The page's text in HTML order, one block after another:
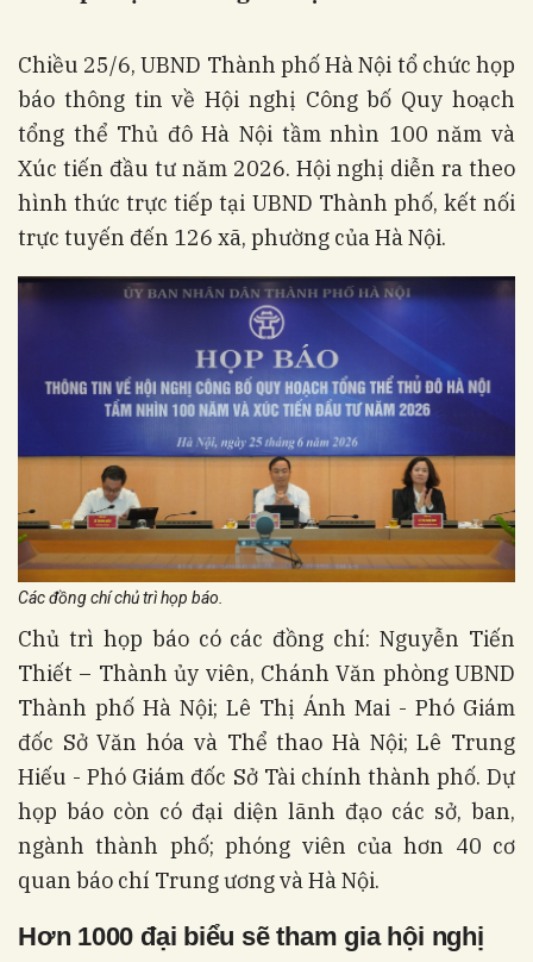
Chiều 25/6, UBND Thành phố Hà Nội tổ chức họp
báo thông tin về Hội nghị Công bố Quy hoạch
tổng thể Thủ đô Hà Nội tầm nhìn 100 năm và
Xúc tiến đầu tư năm 2026. Hội nghị diễn ra theo
hình thức trực tiếp tại UBND Thành phố, kết nối
trực tuyến đến 126 xã, phường của Hà Nội.
Các đồng chí chủ trì họp báo.
Chủ trì họp báo có các đồng chí: Nguyễn Tiến
Thiết – Thành ủy viên, Chánh Văn phòng UBND
Thành phố Hà Nội; Lê Thị Ánh Mai - Phó Giám
đốc Sở Văn hóa và Thể thao Hà Nội; Lê Trung
Hiếu - Phó Giám đốc Sở Tài chính thành phố. Dự
họp báo còn có đại diện lãnh đạo các sở, ban,
ngành thành phố; phóng viên của hơn 40 cơ
quan báo chí Trung ương và Hà Nội.
Hơn 1000 đại biểu sẽ tham gia hội nghị